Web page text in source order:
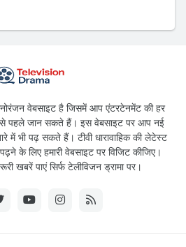
वेबसाइट है जिसमें आप एंटरटेनमेंट की हर
पहले जान सकते हैं। इस वेबसाइट पर आप नई
में भी पढ़ सकते हैं। टीवी धारावाहिक की लेटेस्ट
के लिए हमारी वेबसाइट पर विजिट कीजिए।
खबरें पाएं सिर्फ टेलीविजन ड्रामा पर।